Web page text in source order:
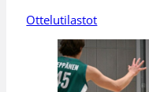
Ottelutilastot